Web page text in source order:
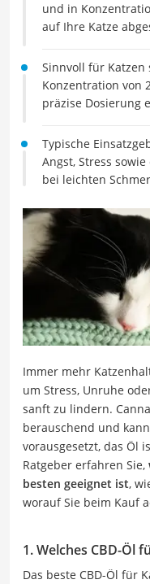
und in
auf Ihre Katze
Sinnvoll für Katzen
Konzentration von
präzise Dosierung
Typische
Angst, Stress
bei leichten
Immer mehr
um Stress, Unruhe
sanft zu lindern.
berauschend und
vorausgesetzt, das Öl
Ratgeber erfahren Sie,
besten geeignet ist,
worauf Sie beim Kauf
1. Welches CBD-Öl
Das beste CBD-Öl für